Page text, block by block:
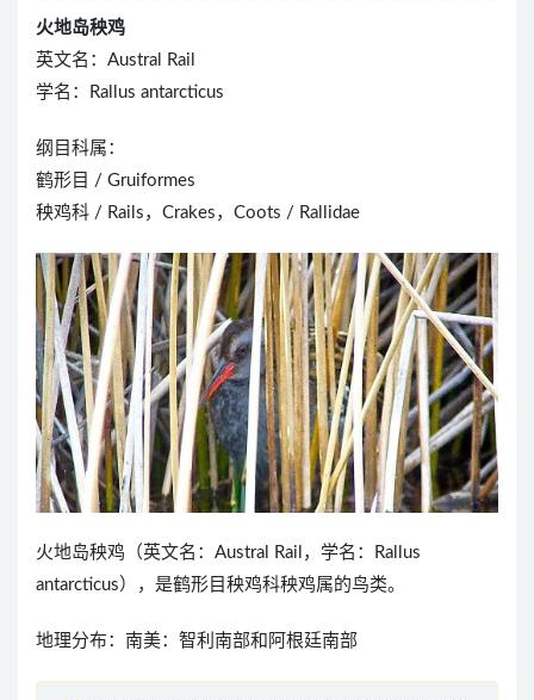
火地岛秧鸡
英文名：Austral Rail
学名：Rallus antarcticus
纲目科属：
鹤形目 / Gruiformes
秧鸡科 / Rails，Crakes，Coots / Rallidae
火地岛秧鸡（英文名：Austral Rail，学名：Rallus
antarcticus），是鹤形目秧鸡科秧鸡属的鸟类。
地理分布：南美：智利南部和阿根廷南部